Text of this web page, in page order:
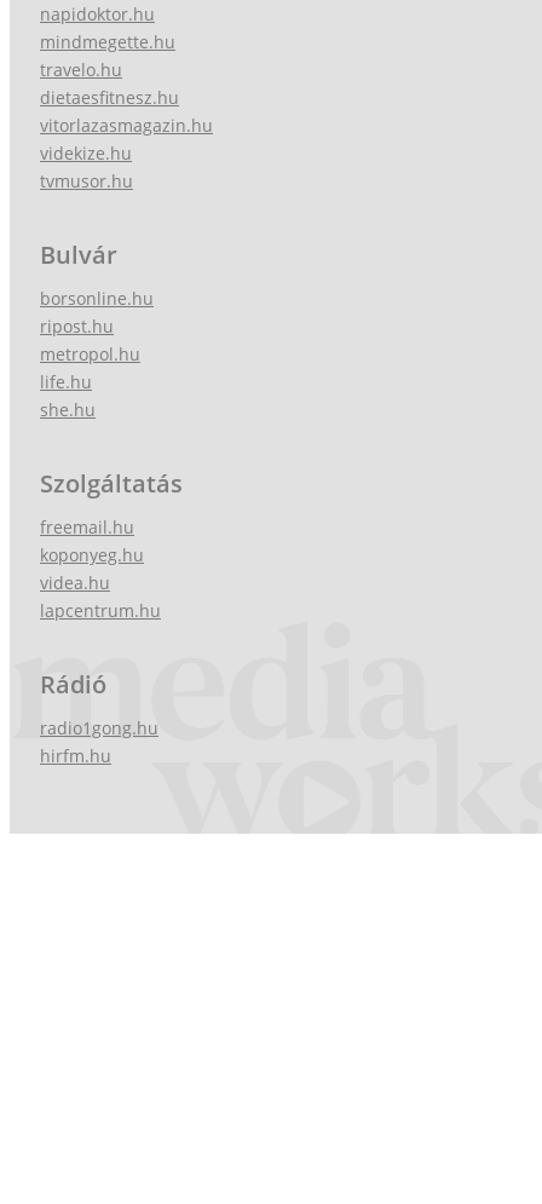
napidoktor.hu
mindmegette.hu
travelo.hu
dietaesfitnesz.hu
vitorlazasmagazin.hu
videkize.hu
tvmusor.hu
Bulvár
borsonline.hu
ripost.hu
metropol.hu
life.hu
she.hu
Szolgáltatás
freemail.hu
koponyeg.hu
videa.hu
lapcentrum.hu
Rádió
radio1gong.hu
hirfm.hu